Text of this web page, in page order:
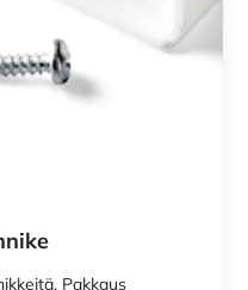
Terms of
Pakkaus